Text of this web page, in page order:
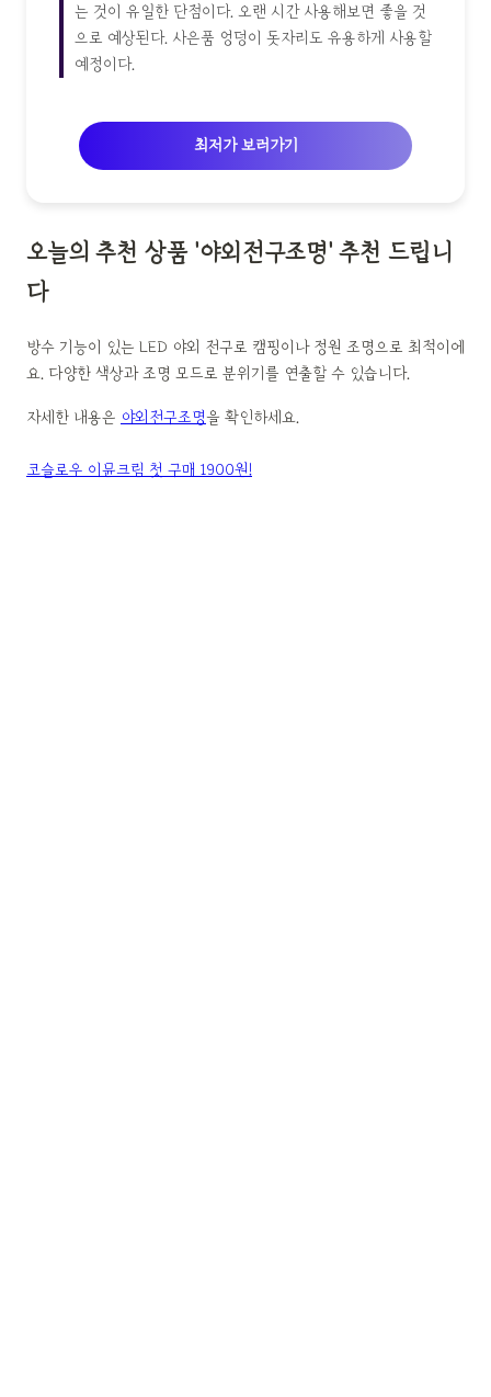
는 것이 유일한 단점이다. 오랜 시간 사용해보면 좋을 것
으로 예상된다. 사은품 엉덩이 돗자리도 유용하게 사용할
예정이다.
최저가 보러가기
오늘의 추천 상품 '야외전구조명' 추천 드립니
다
방수 기능이 있는 LED 야외 전구로 캠핑이나 정원 조명으로 최적이에
요. 다양한 색상과 조명 모드로 분위기를 연출할 수 있습니다.
자세한 내용은 야외전구조명을 확인하세요.
코슬로우 이뮨크림 첫 구매 1900원!